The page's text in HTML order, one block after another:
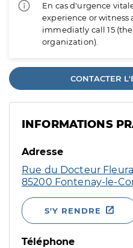
En cas d'urgence
experience or witness
immediatly call 15
organization).
CONTACTER
INFORMATIONS
Adresse
Rue du Docteur
85200 Fontenay-le-
S'Y RENDRE
Téléphone